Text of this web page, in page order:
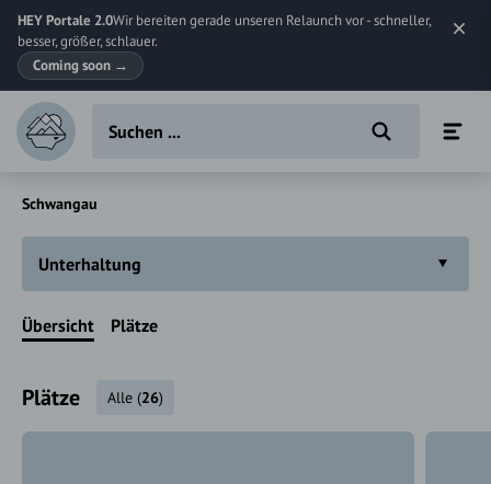
HEY Portale 2.0Wir bereiten gerade unseren Relaunch vor - schneller,
besser, größer, schlauer.
Coming soon →
Schwangau
Unterhaltung
Übersicht Plätze
Plätze Alle (26)